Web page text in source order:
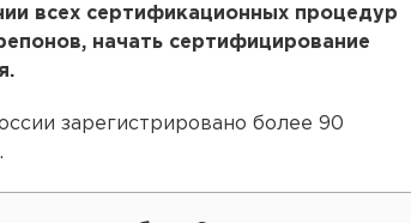
всех сертификационных процедур
начать сертифицирование
зарегистрировано более 90